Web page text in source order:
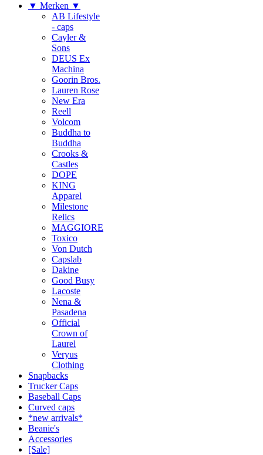
▼ Merken ▼
AB Lifestyle
- caps
Cayler &
Sons
DEUS Ex
Machina
Goorin Bros.
Lauren Rose
New Era
Reell
Volcom
Buddha to
Buddha
Crooks &
Castles
DOPE
KING
Apparel
Milestone
Relics
MAGGIORE
Toxico
Von Dutch
Capslab
Dakine
Good Busy
Lacoste
Nena &
Pasadena
Official
Crown of
Laurel
Veryus
Clothing
Snapbacks
Trucker Caps
Baseball Caps
Curved caps
*new arrivals*
Beanie's
Accessories
[Sale]